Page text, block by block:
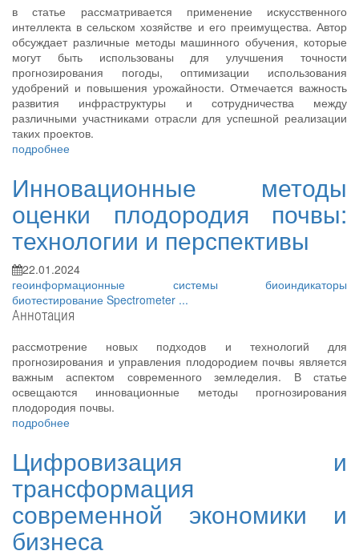
в статье рассматривается применение искусственного
интеллекта в сельском хозяйстве и его преимущества. Автор
обсуждает различные методы машинного обучения, которые
могут быть использованы для улучшения точности
прогнозирования погоды, оптимизации использования
удобрений и повышения урожайности. Отмечается важность
развития инфраструктуры и сотрудничества между
различными участниками отрасли для успешной реализации
таких проектов.
подробнее
Инновационные методы
оценки плодородия почвы:
технологии и перспективы
22.01.2024
геоинформационные системы биоиндикаторы
биотестирование Spectrometer ...
Аннотация
рассмотрение новых подходов и технологий для
прогнозирования и управления плодородием почвы является
важным аспектом современного земледелия. В статье
освещаются инновационные методы прогнозирования
плодородия почвы.
подробнее
Цифровизация и
трансформация
современной экономики и
бизнеса